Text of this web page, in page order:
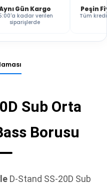
Gün Kargo
kadar verilen
siparişlerde
Peşin
Tüm
Sub Orta
Borusu
D-Stand SS-20D Sub